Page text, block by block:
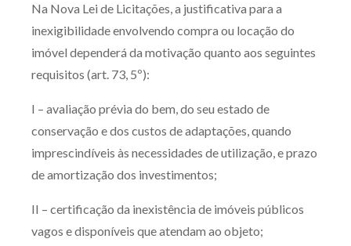
Na Nova Lei de Licitações, a justificativa para a
inexigibilidade envolvendo compra ou locação do
imóvel dependerá da motivação quanto aos seguintes
requisitos (art. 73, 5º):
I – avaliação prévia do bem, do seu estado de
conservação e dos custos de adaptações, quando
imprescindíveis às necessidades de utilização, e prazo
de amortização dos investimentos;
II – certificação da inexistência de imóveis públicos
vagos e disponíveis que atendam ao objeto;